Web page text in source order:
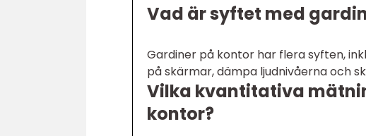
Vad är syftet med
Gardiner på kontor har flera syften,
på skärmar, dämpa ljudnivåerna och
Vilka kvantitativa
kontor?